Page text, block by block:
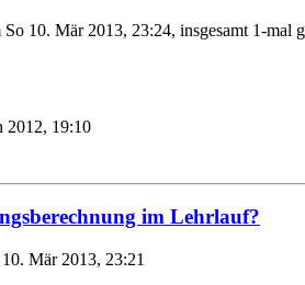
So 10. Mär 2013, 23:24, insgesamt 1-mal
2012, 19:10
im Lehrlauf?
Mär 2013, 23:21